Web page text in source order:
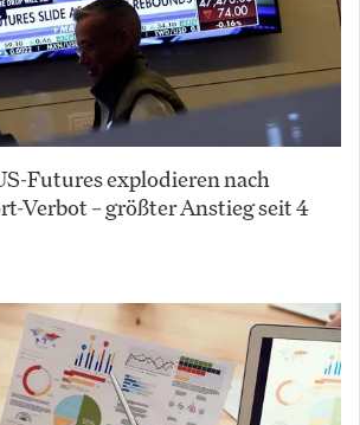
Futures explodieren nach
Verbot – größter Anstieg seit 4